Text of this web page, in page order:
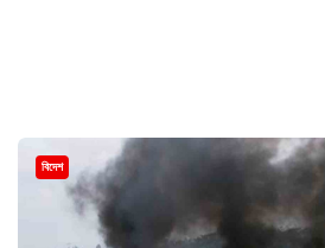
বিদেশ